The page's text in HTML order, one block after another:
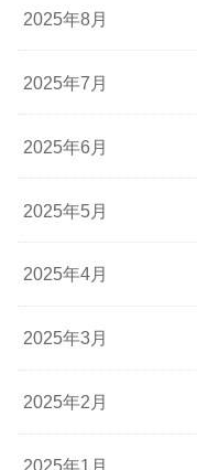
2025年8月
2025年7月
2025年6月
2025年5月
2025年4月
2025年3月
2025年2月
2025年1月